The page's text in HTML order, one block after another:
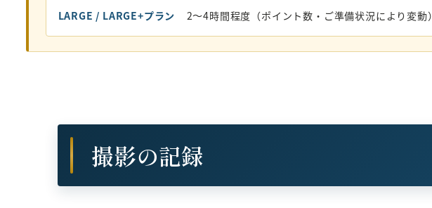
LARGE / LARGE+プラン
2〜4時間程度（ポイント数・ご準備状況により変動）
撮影の記録